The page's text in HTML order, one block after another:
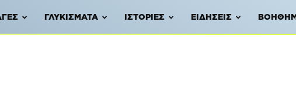
ΓΛΥΚΊΣΜΑΤΑ ΙΣΤΟΡΊΕΣ ΕΙΔΉΣΕΙΣ